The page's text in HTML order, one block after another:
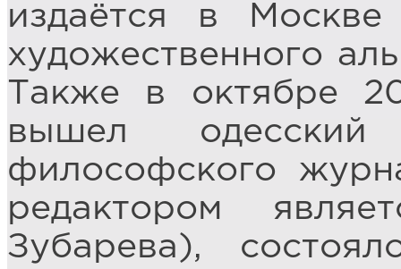
издаётся в
художественного
Также в октябре
вышел одесский
философского
редактором
Зубарева),